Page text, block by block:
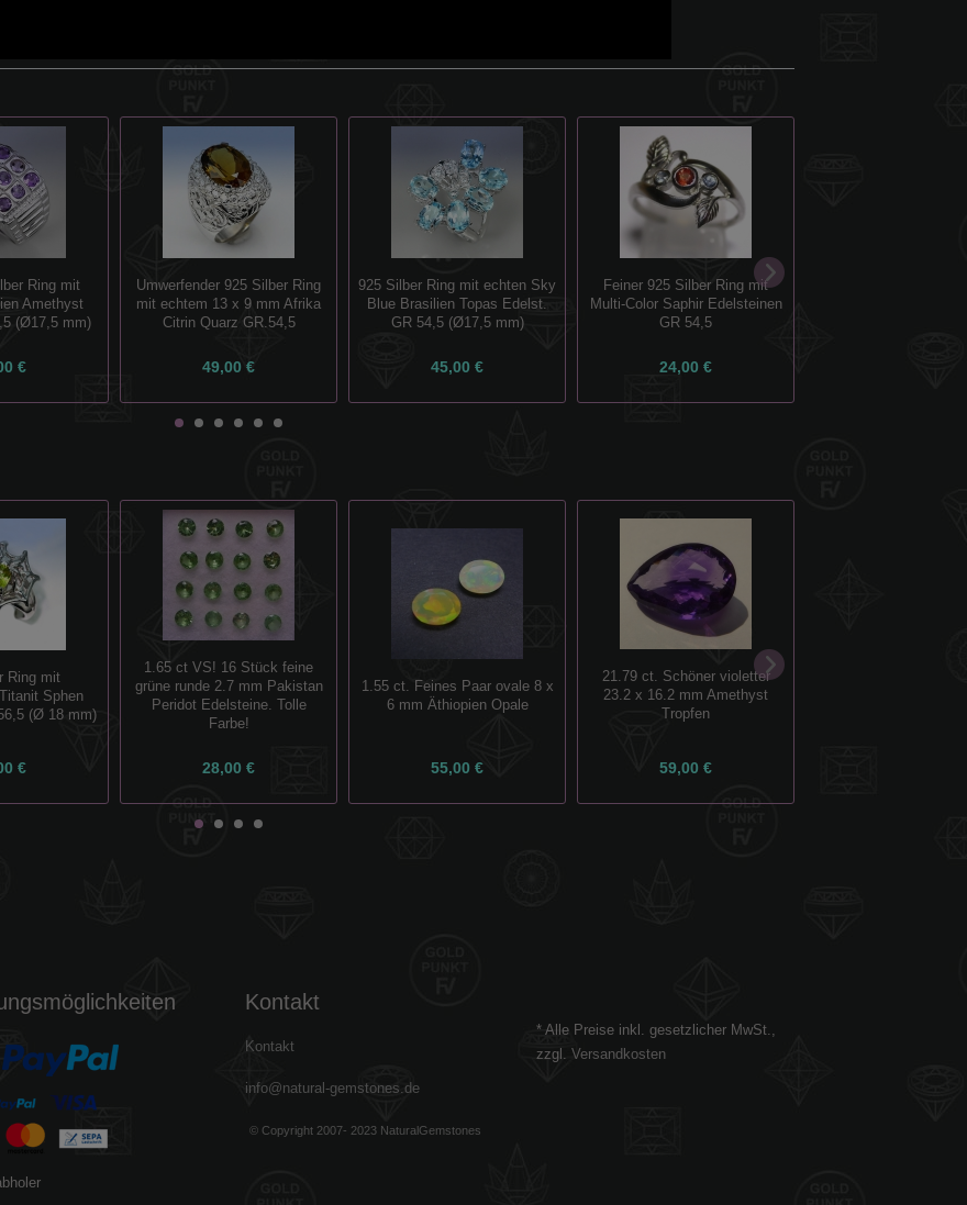
Ring mit
Amethyst
(Ø17,5 mm)
€
Umwerfender 925 Silber Ring
mit echtem 13 x 9 mm Afrika
Citrin Quarz GR.54,5
49,00 €
925 Silber Ring mit echten Sky
Blue Brasilien Topas Edelst.
GR 54,5 (Ø17,5 mm)
45,00 €
Feiner 925 Silber Ring mit
Multi-Color Saphir Edelsteinen
GR 54,5
24,00 €
Ring mit
Sphen
(Ø 18 mm)
€
1.65 ct VS! 16 Stück feine
grüne runde 2.7 mm Pakistan
Peridot Edelsteine. Tolle
Farbe!
28,00 €
1.55 ct. Feines Paar ovale 8 x
6 mm Äthiopien Opale
55,00 €
21.79 ct. Schöner violetter
23.2 x 16.2 mm Amethyst
Tropfen
59,00 €
Kontakt
Kontakt
info@natural-gemstones.de
© Copyright 2007- 2023 NaturalGemstones
* Alle Preise inkl. gesetzlicher MwSt.,
zzgl. Versandkosten